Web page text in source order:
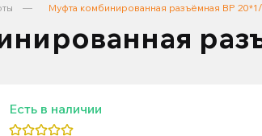
Муфта комбинированная разъёмная ВР
Есть в наличии